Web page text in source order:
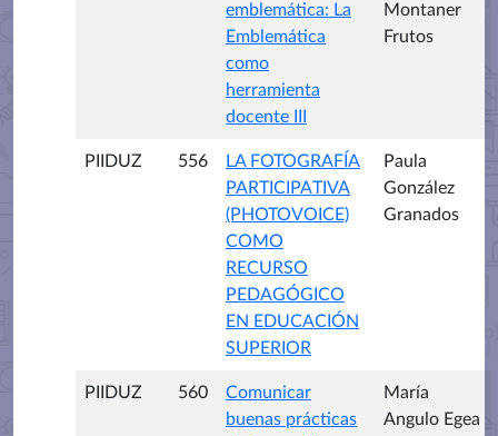
emblemática: La
Emblemática
como
herramienta
docente III
Montaner
Frutos
PIIDUZ 556
LA FOTOGRAFÍA
PARTICIPATIVA
(PHOTOVOICE)
COMO
RECURSO
PEDAGÓGICO
EN EDUCACIÓN
SUPERIOR
Paula
González
Granados
PIIDUZ 560
Comunicar
buenas prácticas
María
Angulo Egea